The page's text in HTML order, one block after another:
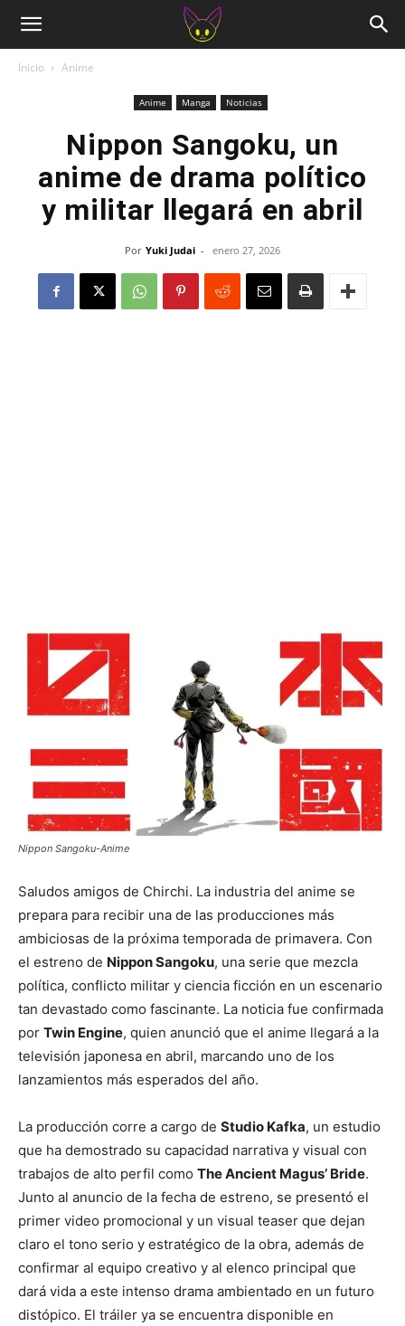
Inicio Anime
Anime Manga Noticias
Nippon Sangoku, un
anime de drama político
y militar llegará en abril
Por Yuki Judai - enero 27, 2026
Nippon Sangoku-Anime
Saludos amigos de Chirchi. La industria del anime se
prepara para recibir una de las producciones más
ambiciosas de la próxima temporada de primavera. Con
el estreno de Nippon Sangoku, una serie que mezcla
política, conflicto militar y ciencia ficción en un escenario
tan devastado como fascinante. La noticia fue confirmada
por Twin Engine, quien anunció que el anime llegará a la
televisión japonesa en abril, marcando uno de los
lanzamientos más esperados del año.
La producción corre a cargo de Studio Kafka, un estudio
que ha demostrado su capacidad narrativa y visual con
trabajos de alto perfil como The Ancient Magus’ Bride.
Junto al anuncio de la fecha de estreno, se presentó el
primer video promocional y un visual teaser que dejan
claro el tono serio y estratégico de la obra, además de
confirmar al equipo creativo y al elenco principal que
dará vida a este intenso drama ambientado en un futuro
distópico. El tráiler ya se encuentra disponible en